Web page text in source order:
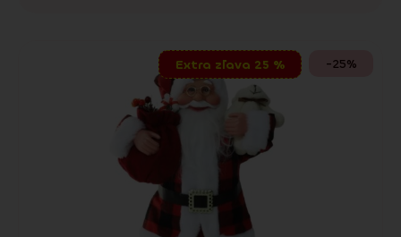
-25%
Extra zľava 25 %